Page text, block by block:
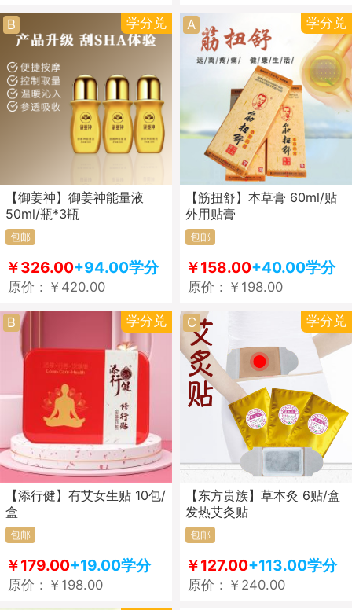
B 学分兑
【御姜神】御姜神能量液
50ml/瓶*3瓶
包邮
￥326.00+94.00学分
原价：￥420.00
A 学分兑
【筋扭舒】本草膏 60ml/贴
外用贴膏
包邮
￥158.00+40.00学分
原价：￥198.00
B 学分兑
【添行健】有艾女生贴 10包/
盒
包邮
￥179.00+19.00学分
原价：￥198.00
C 学分兑
【东方贵族】草本灸 6贴/盒
发热艾灸贴
包邮
￥127.00+113.00学分
原价：￥240.00